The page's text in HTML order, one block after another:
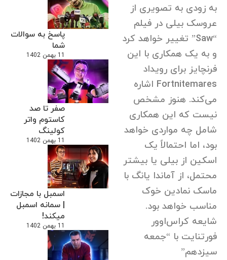
پاسخ به سوالات
شما
11 بهمن 1402
صفر تا صد
کاستوم واتر
کولینگ
11 بهمن 1402
اسمبل با مجازات
| سمانه اسمبل
میکند!
11 بهمن 1402
به زودی به تصویری از
عروسک بیلی در فیلم
“Saw” تغییر خواهد کرد
و به یک همکاری با این
فرنچایز برای رویداد
Fortnitemares اشاره
می‌کند. هنوز مشخص
نیست که این همکاری
شامل چه مواردی خواهد
بود، اما احتمالاً یک
اسکین از بیلی یا بیشتر
محتمل، از آماندا یانگ با
ماسک نمادین خوک
مناسب خواهد بود.
شایعه کراس‌اوور
فورتنایت با “جمعه
سیزدهم”